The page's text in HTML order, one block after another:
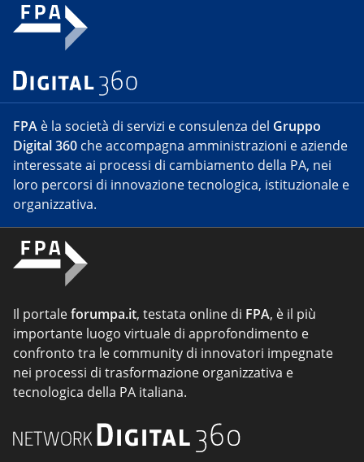
FPA è la società di servizi e consulenza del Gruppo
Digital 360 che accompagna amministrazioni e aziende
interessate ai processi di cambiamento della PA, nei
loro percorsi di innovazione tecnologica, istituzionale e
organizzativa.
Il portaleforumpa.it, testata online di FPA, è il più
importante luogo virtuale di approfondimento e
confronto tra le community di innovatori impegnate
nei processi di trasformazione organizzativa e
tecnologica della PA italiana.